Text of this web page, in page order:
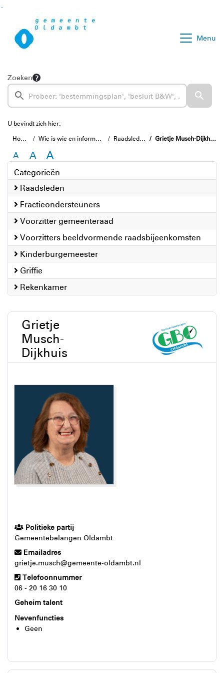
Menu
Zoeken
U bevindt zich hier:
Home
Wie is wie en informatie Raadsleden Grietje Musch-Dijkhuis
A A A
Categorieën
Raadsleden
Fractieondersteuners
Voorzitter gemeenteraad
Voorzitters beeldvormende raadsbijeenkomsten
Kinderburgemeester
Griffie
Rekenkamer
Grietje
Musch-
Dijkhuis
Politieke partij
Gemeentebelangen Oldambt
Emailadres
grietje.musch@gemeente-oldambt.nl
Telefoonnummer
06 - 20 16 30 10
Geheim talent
Nevenfuncties
Geen